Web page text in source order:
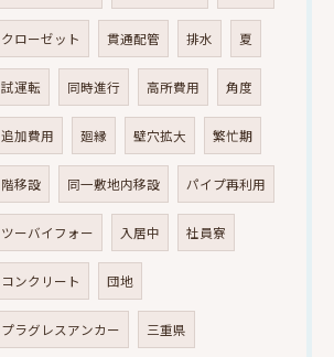
クローゼット 貫通配管 排水 夏
試運転 同時進行 高所費用 角度
追加費用 廻縁 壁穴拡大 繁忙期
階移設 同一敷地内移設 パイプ再利用
ツーバイフォー 入居中 社員寮
コンクリート 団地
プラグレスアンカー 三重県